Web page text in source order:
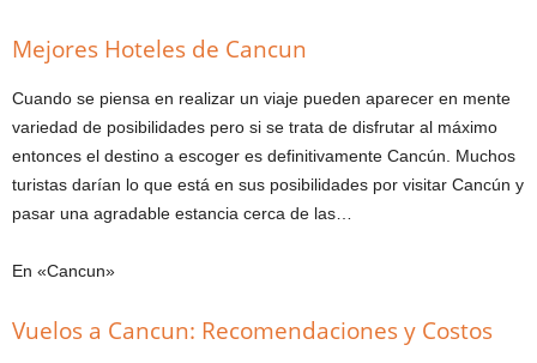
Mejores Hoteles de Cancun
Cuando se piensa en realizar un viaje pueden aparecer en mente
variedad de posibilidades pero si se trata de disfrutar al máximo
entonces el destino a escoger es definitivamente Cancún. Muchos
turistas darían lo que está en sus posibilidades por visitar Cancún y
pasar una agradable estancia cerca de las…
En «Cancun»
Vuelos a Cancun: Recomendaciones y Costos